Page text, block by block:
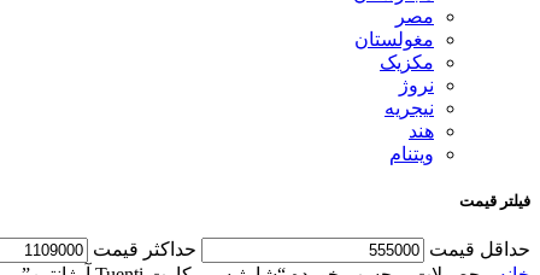
مصر
مغولستان
مکزیک
نروژ
نیجریه
هند
ویتنام
فیلتر قیمت
حداقل قیمت
حداكثر قيمت